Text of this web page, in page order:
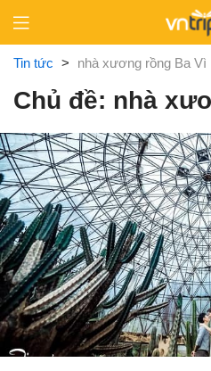
content
Tin tức > nhà xương rồng Ba Vì
Chủ đề: nhà